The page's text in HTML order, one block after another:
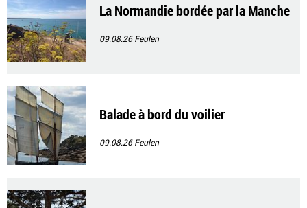
La Normandie bordée par la Manche
09.08.26Feulen
Balade à bord du voilier
09.08.26Feulen